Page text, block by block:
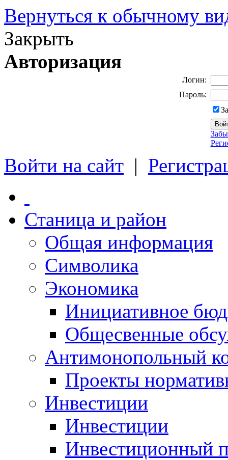
Вернуться к обычному
Закрыть
Авторизация
Логин:
Пароль:
Войти на сайт |
Станица и район
Общая информация
Символика
Экономика
Инициативное
Общесвенные
Антимонопольный
Проекты
Инвестиции
Инвестиции
Инвестиционный